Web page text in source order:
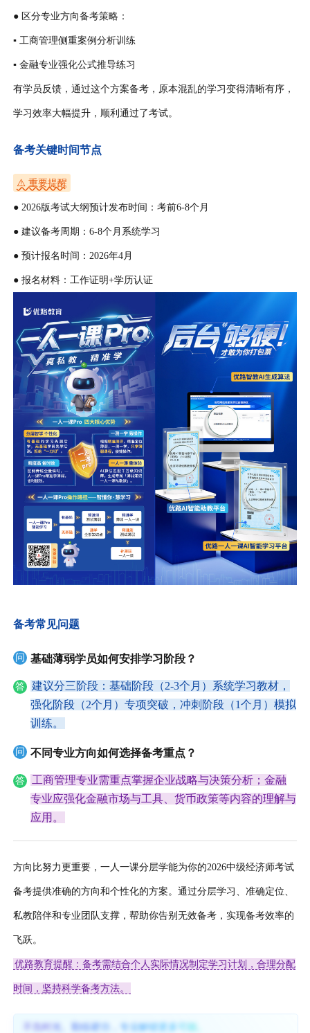
● 区分专业方向备考策略：
▪ 工商管理侧重案例分析训练
▪ 金融专业强化公式推导练习
有学员反馈，通过这个方案备考，原本混乱的学习变得清晰有序，
学习效率大幅提升，顺利通过了考试。
备考关键时间节点
⚠️ 重要提醒
● 2026版考试大纲预计发布时间：考前6-8个月
● 建议备考周期：6-8个月系统学习
● 预计报名时间：2026年4月
● 报名材料：工作证明+学历认证
备考常见问题
问 基础薄弱学员如何安排学习阶段？
答
建议分三阶段：基础阶段（2-3个月）系统学习教材，
强化阶段（2个月）专项突破，冲刺阶段（1个月）模拟
训练。
问 不同专业方向如何选择备考重点？
答
工商管理专业需重点掌握企业战略与决策分析；金融
专业应强化金融市场与工具、货币政策等内容的理解与
应用。
方向比努力更重要，一人一课分层学能为你的2026中级经济师考试
备考提供准确的方向和个性化的方案。通过分层学习、准确定位、
私教陪伴和专业团队支撑，帮助你告别无效备考，实现备考效率的
飞跃。
优路教育提醒：备考需结合个人实际情况制定学习计划，合理分配
时间，坚持科学备考方法。
不负时光、勤练硬功，专业解锁更多可能。